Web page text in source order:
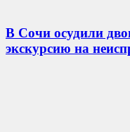
В Сочи осудили
экскурсию на